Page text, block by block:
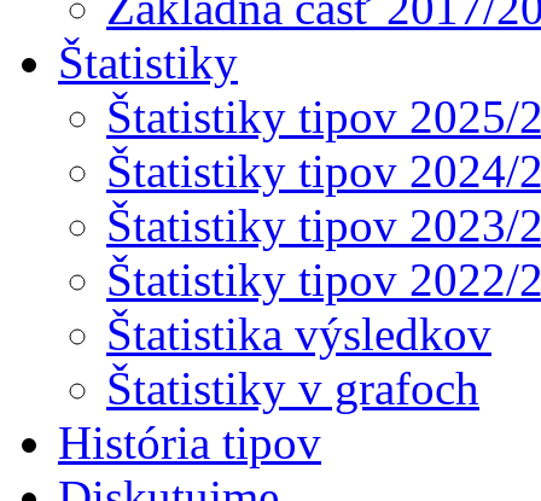
Štatistiky
Štatistiky tipov 2025/
Štatistiky tipov 2024/
Štatistiky tipov 2023/
Štatistiky tipov 2022/
Štatistika výsledkov
Štatistiky v grafoch
História tipov